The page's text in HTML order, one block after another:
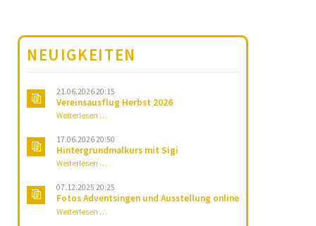
NEUIGKEITEN
21.06.2026 20:15
Vereinsausflug Herbst 2026
Weiterlesen …Vereinsausflug
2026
17.06.2026 20:50
Hintergrundmalkurs mit Sigi
Weiterlesen …Hintergrundmalkurs
Sigi
07.12.2025 20:25
Fotos Adventsingen und Ausstellung online
Weiterlesen …